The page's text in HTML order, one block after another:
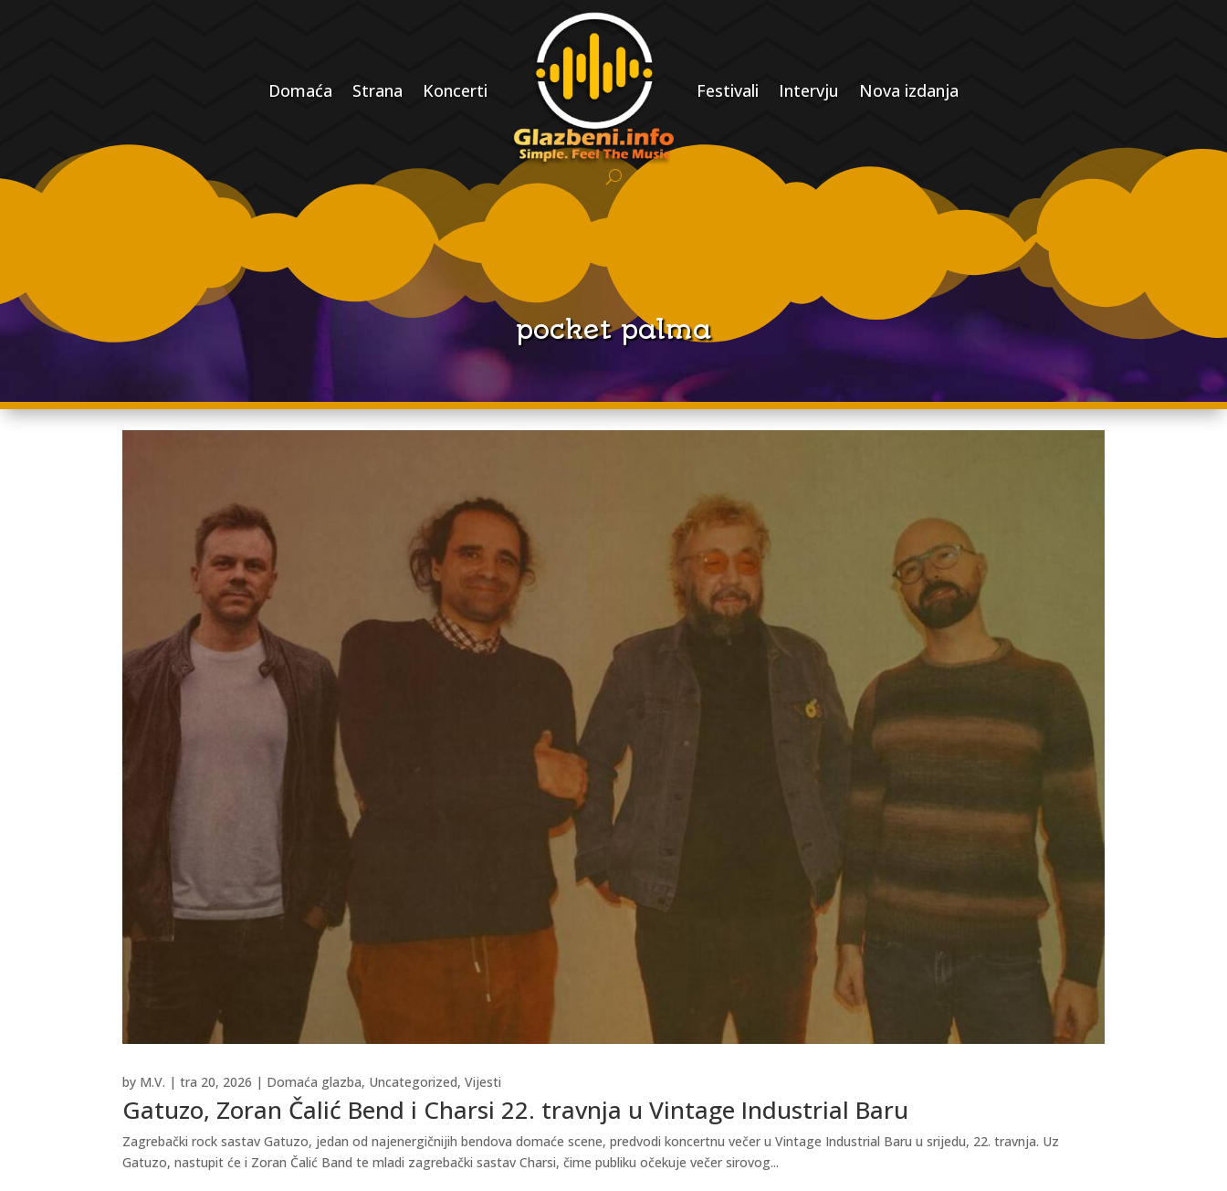
Domaća Strana Koncerti Festivali Intervju Nova izdanja
pocket palma
Gatuzo, Zoran Čalić Bend i Charsi 22. travnja u Vintage Industrial Baru
by M.V. |tra 20, 2026 | Domaća glazba, Uncategorized,Vijesti
Zagrebački rock sastav Gatuzo, jedan od najenergičnijih bendova domaće scene, predvodi koncertnu večer u Vintage Industrial Baru u srijedu, 22. travnja. Uz
Gatuzo, nastupit će i Zoran Čalić Band te mladi zagrebački sastav Charsi, čime publiku očekuje večer sirovog...